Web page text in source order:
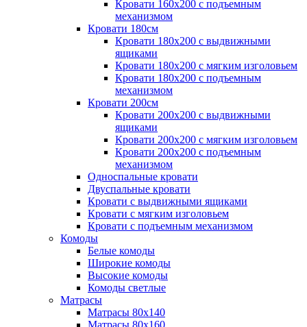
Кровати 160х200 с подъемным
механизмом
Кровати 180см
Кровати 180х200 с выдвижными
ящиками
Кровати 180х200 с мягким изголовьем
Кровати 180х200 с подъемным
механизмом
Кровати 200см
Кровати 200х200 с выдвижными
ящиками
Кровати 200х200 с мягким изголовьем
Кровати 200х200 с подъемным
механизмом
Односпальные кровати
Двуспальные кровати
Кровати с выдвижными ящиками
Кровати с мягким изголовьем
Кровати с подъемным механизмом
Комоды
Белые комоды
Широкие комоды
Высокие комоды
Комоды светлые
Матрасы
Матрасы 80х140
Матрасы 80х160